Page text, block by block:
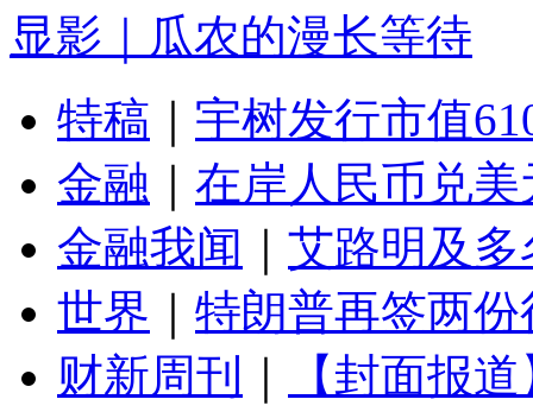
显影｜瓜农的漫长等待
特稿
宇树发行市值
金融
在岸人民币兑
金融我闻
艾路明及
世界
特朗普再签两
财新周刊
【封面报